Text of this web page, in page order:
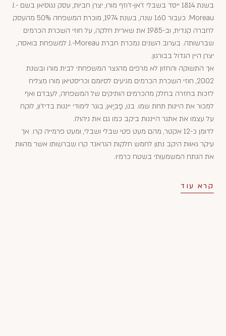
בשנת 1814 ייסד בשבלי ז'אן-ז'וזף מורו, יצרן חביות, עסק נגוסיאן בשם J.-
Moreau. כעבור 160 שנה, בשנת 1974, מוכרת המשפחה 50% מהעסק
לחברה קנדית, וב-1985 את שארית חלקה, על חוזי השכרת הכרמים
שברשותה. בערוב השנים נמכרת חברת J.-Moreau למשפחת בואסה,
יצרן היין הגדול בבורגון.
אך התשוקה והחזון לא מרפים מהנצר המשפחתי לבית מורו ובשנת
2002, חוזי השכרת הכרמים מגיעים לסיומם וכריסטיאן מורו מצליח
לזכות בחזרה בחלק מהכרמים הותיקים של המשפחה, לעבדם ואף
למכור את היינות תחת שמו. בנו, פָבְּיָאן, בוגר לימודי ייננות בדיז'ון, לוקח
על עצמו את אתגר הייננות ביקב כמו גם את ניהולו.
לדומן כ-12 אקטר, מהם מעט פטי שבלי ושבלי, ומעט פרמייה קרו. אך
עיקר גאוות היקב נתון לחמש חלקות הגראנד קרו שברשותו אשר מהוות
את הנתח המשמעותי בשטח כרמיו.
קרא עוד